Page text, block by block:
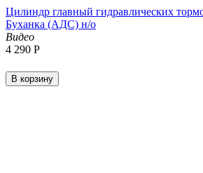
Цилиндр главный гидравлических
Буханка (АДС) н/о
Видео
4 290 Р
В корзину